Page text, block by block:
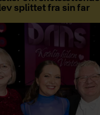
splittet fra sin far